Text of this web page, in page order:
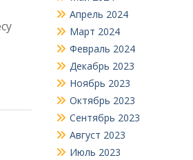
Апрель 2024
Март 2024
Февраль 2024
Декабрь 2023
Ноябрь 2023
Октябрь 2023
Сентябрь 2023
Август 2023
Июль 2023